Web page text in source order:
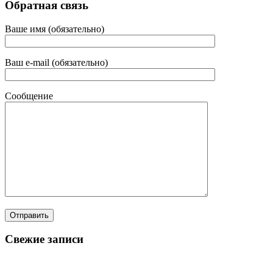
Обратная связь
Ваше имя (обязательно)
Ваш e-mail (обязательно)
Сообщение
Свежие записи